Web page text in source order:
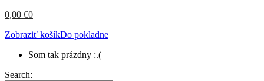
0,00 €0
Zobraziť košíkDo pokladne
Som tak prázdny :.(
Search: